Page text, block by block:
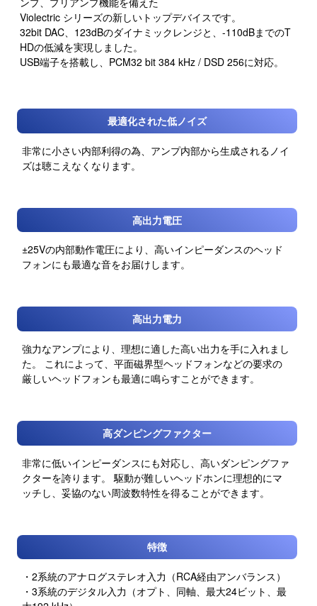
Violectric シリーズの新しいトップデバイスです。
32bit DAC、123dBのダイナミックレンジと、-110dBまでのT
HDの低減を実現しました。
USB端子を搭載し、PCM32 bit 384 kHz / DSD 256に対応。
最適化された低ノイズ
非常に小さい内部利得の為、アンプ内部から生成されるノイ
ズは聴こえなくなります。
高出力電圧
±25Vの内部動作電圧により、高いインピーダンスのヘッド
フォンにも最適な音をお届けします。
高出力電力
強力なアンプにより、理想に適した高い出力を手に入れまし
た。 これによって、平面磁界型ヘッドフォンなどの要求の
厳しいヘッドフォンも最適に鳴らすことができます。
高ダンピングファクター
非常に低いインピーダンスにも対応し、高いダンピングファ
クターを誇ります。 駆動が難しいヘッドホンに理想的にマ
ッチし、妥協のない周波数特性を得ることができます。
特徴
・2系統のアナログステレオ入力（RCA経由アンバランス）
・3系統のデジタル入力（オプト、同軸、最大24ビット、最